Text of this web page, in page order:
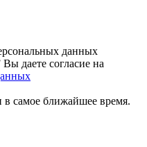
данных
даете согласие на
самое ближайшее время.